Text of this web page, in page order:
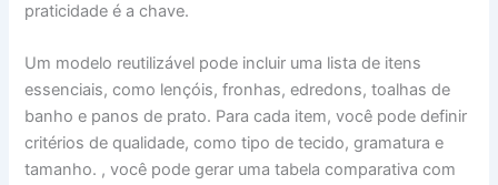
praticidade é a chave.
Um modelo reutilizável pode incluir uma lista de itens
essenciais, como lençóis, fronhas, edredons, toalhas de
banho e panos de prato. Para cada item, você pode definir
critérios de qualidade, como tipo de tecido, gramatura e
tamanho. , você pode gerar uma tabela comparativa com